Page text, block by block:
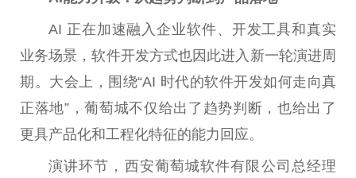
AI 正在加速融入企业软件、开发工具和真实
业务场景，软件开发方式也因此进入新一轮演进周
期。大会上，围绕“AI 时代的软件开发如何走向真
正落地”，葡萄城不仅给出了趋势判断，也给出了
更具产品化和工程化特征的能力回应。
演讲环节，西安葡萄城软件有限公司总经理